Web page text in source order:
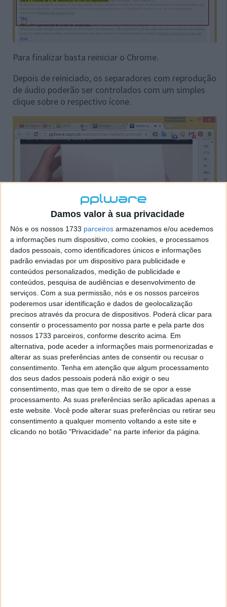
Damos valor à sua privacidade
Nós e os nossos 1733 parceiros armazenamos e/ou acedemos
a informações num dispositivo, como cookies, e processamos
dados pessoais, como identificadores únicos e informações
padrão enviadas por um dispositivo para publicidade e
conteúdos personalizados, medição de publicidade e
conteúdos, pesquisa de audiências e desenvolvimento de
serviços. Com a sua permissão, nós e os nossos parceiros
poderemos usar identificação e dados de geolocalização
precisos através da procura de dispositivos. Poderá clicar para
consentir o processamento por nossa parte e pela parte dos
nossos 1733 parceiros, conforme descrito acima. Em
alternativa, pode aceder a informações mais pormenorizadas e
alterar as suas preferências antes de consentir ou recusar o
consentimento. Tenha em atenção que algum processamento
dos seus dados pessoais poderá não exigir o seu
consentimento, mas que tem o direito de se opor a esse
processamento. As suas preferências serão aplicadas apenas a
este website. Você pode alterar suas preferências ou retirar seu
consentimento a qualquer momento voltando a este site e
clicando no botão "Privacidade" na parte inferior da página.
Para finalizar basta reiniciar o Chrome.
Depois de reiniciado, os separadores com reprodução
de áudio poderão ser controlados com um simples
clique sobre o respectivo ícone.
Esta funcionalidade revela-se realmente útil,
principalmente quando anúncios publicitários teimam
em começar a reproduzir som assim que a página
carrega, ou quando algum sitetem activa a
reprodução de música ou vídeo de forma
automática.
A Google ainda não disponibilizou esta
funcionalidade por omissão no Chrome pois, ao que
parece, existem questões legais envolvidas. Até lá,
utilizando este guia, poderá usufruir dela sem
qualquer restrição e silenciar os separadores de uma
forma muito mais simples.